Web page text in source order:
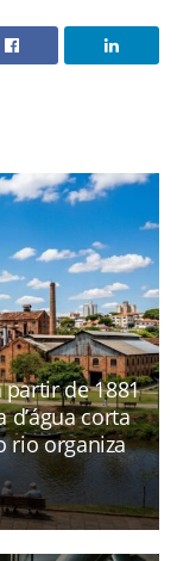
de 1881
corta
rio organiza